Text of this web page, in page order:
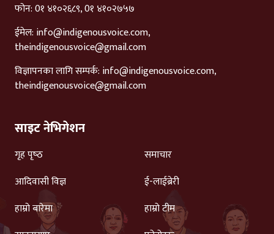
फोन: 0१ ४१०२६८९, 0१ ४१०२७५७
ईमेल: info@indigenousvoice.com,
theindigenousvoice@gmail.com
विज्ञापनका लागि सम्पर्क: info@indigenousvoice.com,
theindigenousvoice@gmail.com
साइट नेभिगेशन
गृह पृष्‍ठ
समाचार
आदिवासी विज्ञ
ई-लाईब्रेरी
हाम्रो बारेमा
हाम्रो टीम